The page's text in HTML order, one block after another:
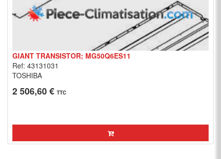
GIANT TRANSISTOR; MG50Q6ES11
Ref: 43131031
TOSHIBA
2 506,60 € TTC